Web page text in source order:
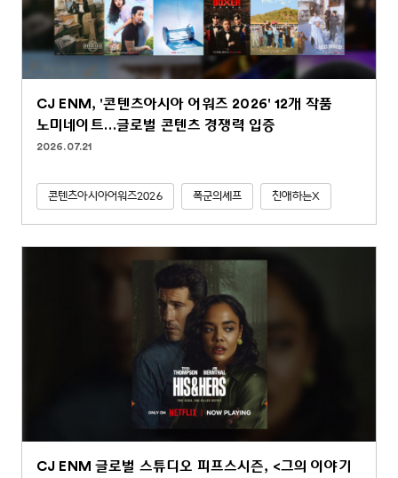
CJ ENM, '콘텐츠아시아 어워즈 2026' 12개 작품
노미네이트…글로벌 콘텐츠 경쟁력 입증
2026.07.21
콘텐츠아시아어워즈2026 폭군의셰프 친애하는X
CJ ENM 글로벌 스튜디오 피프스시즌, <그의 이야기